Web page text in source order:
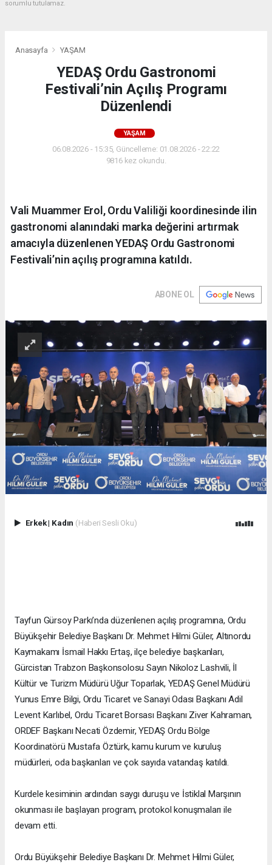
sorumlu tutulamaz.
Anasayfa YAŞAM
YEDAŞ Ordu Gastronomi
Festivali’nin Açılış Programı
Düzenlendi
YAŞAM
06.08.2026 - 15:35, Güncelleme: 01.08.2026 - 22:22
9816 kez okundu.
Vali Muammer Erol, Ordu Valiliği koordinesinde ilin
gastronomi alanındaki marka değerini artırmak
amacıyla düzenlenen YEDAŞ Ordu Gastronomi
Festivali’nin açılış programına katıldı.
ABONE OL
Erkek| Kadın (Haberi Sesli Oku)
Tayfun Gürsoy Parkı’nda düzenlenen açılış programına, Ordu
Büyükşehir Belediye Başkanı Dr. Mehmet Hilmi Güler, Altınordu
Kaymakamı İsmail Hakkı Ertaş, ilçe belediye başkanları,
Gürcistan Trabzon Başkonsolosu Sayın Nikoloz Lashvili, İl
Kültür ve Turizm Müdürü Uğur Toparlak, YEDAŞ Genel Müdürü
Yunus Emre Bilgi, Ordu Ticaret ve Sanayi Odası Başkanı Adil
Levent Karlıbel, Ordu Ticaret Borsası Başkanı Ziver Kahraman,
ORDEF Başkanı Necati Özdemir, YEDAŞ Ordu Bölge
Koordinatörü Mustafa Öztürk, kamu kurum ve kuruluş
müdürleri, oda başkanları ve çok sayıda vatandaş katıldı.
Kurdele kesiminin ardından saygı duruşu ve İstiklal Marşının
okunması ile başlayan program, protokol konuşmaları ile
devam etti.
Ordu Büyükşehir Belediye Başkanı Dr. Mehmet Hilmi Güler,